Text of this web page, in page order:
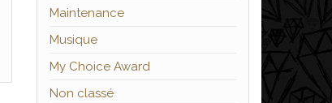
Maintenance
Musique
My Choice Award
Non classé